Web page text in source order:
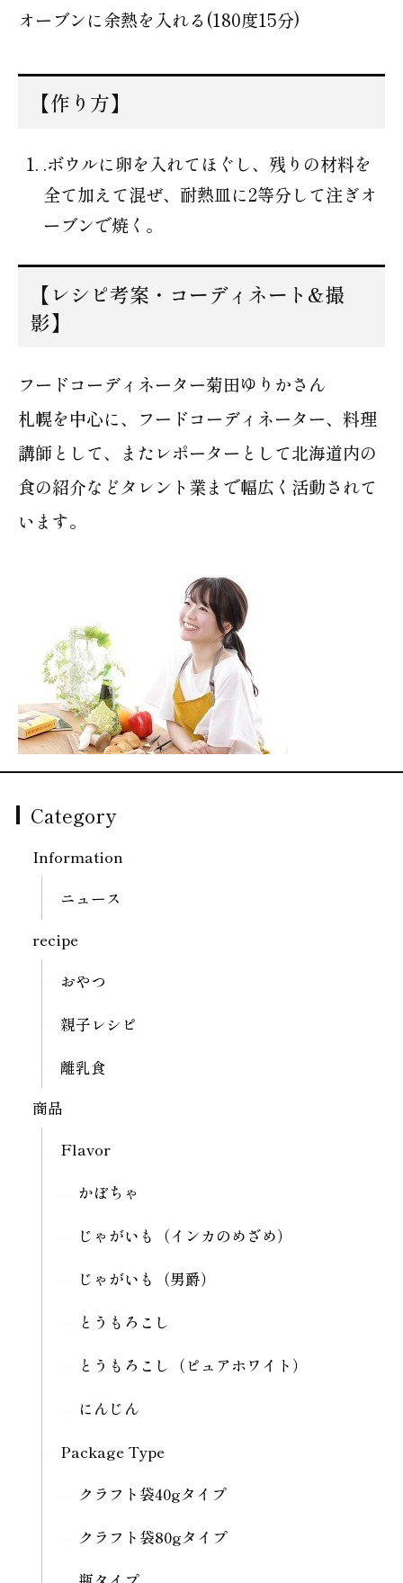
オーブンに余熱を入れる(180度15分)
【作り方】
.ボウルに卵を入れてほぐし、残りの材料を
全て加えて混ぜ、耐熱皿に2等分して注ぎオ
ーブンで焼く。
【レシピ考案・コーディネート&撮
影】
フードコーディネーター菊田ゆりかさん
札幌を中心に、フードコーディネーター、料理
講師として、またレポーターとして北海道内の
食の紹介などタレント業まで幅広く活動されて
います。
Category
Information
ニュース
recipe
おやつ
親子レシピ
離乳食
商品
Flavor
かぼちゃ
じゃがいも（インカのめざめ）
じゃがいも（男爵）
とうもろこし
とうもろこし（ピュアホワイト）
にんじん
Package Type
クラフト袋40gタイプ
クラフト袋80gタイプ